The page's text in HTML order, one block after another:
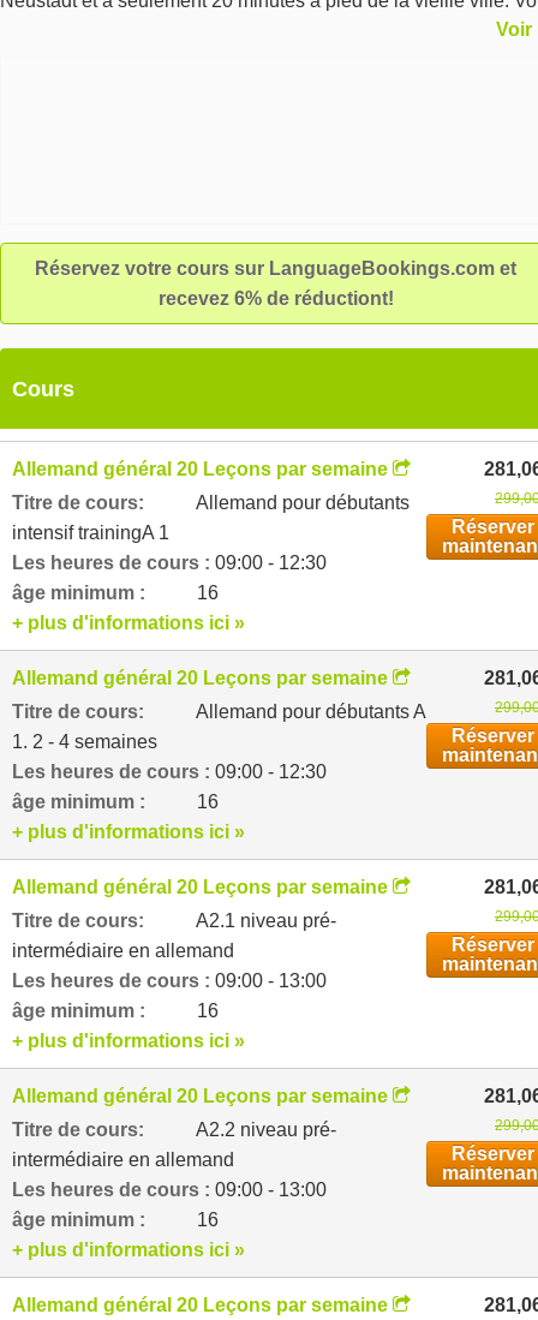
apprécierez le processus d'apprentissage dans une
Voir
Réservez votre cours sur LanguageBookings.com et
recevez 6% de réductiont!
Cours
Allemand général 20 Leçons par semaine
Titre de cours:
Allemand pour débutants
intensif trainingA 1
Les heures de cours : 09:00 - 12:30
âge minimum :
16
Réserver
+ plus d'informations ici »
Allemand général 20 Leçons par semaine
Titre de cours:
Allemand pour débutants A
1. 2 - 4 semaines
Les heures de cours : 09:00 - 12:30
âge minimum :
16
Réserver
+ plus d'informations ici »
Allemand général 20 Leçons par semaine
Titre de cours:
A2.1 niveau pré-
intermédiaire en allemand
Les heures de cours : 09:00 - 13:00
âge minimum :
16
Réserver
+ plus d'informations ici »
Allemand général 20 Leçons par semaine
Titre de cours:
A2.2 niveau pré-
intermédiaire en allemand
Les heures de cours : 09:00 - 13:00
âge minimum :
16
Réserver
+ plus d'informations ici »
Allemand général 20 Leçons par semaine